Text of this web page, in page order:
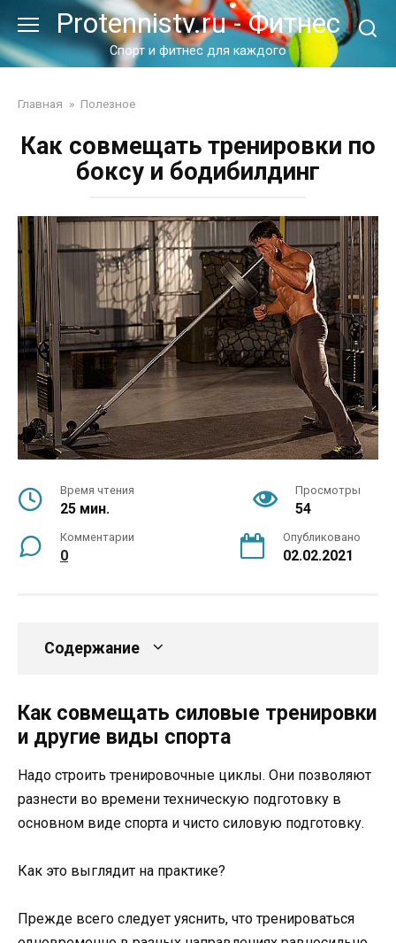
контенту
Protennistv.ru - Фитнес
Спорт и фитнес для каждого
Главная » Полезное
Как совмещать тренировки по
боксу и бодибилдинг
Время чтения
25 мин.
Просмотры
54
Комментарии
0
Опубликовано
02.02.2021
Содержание
Как совмещать силовые тренировки
и другие виды спорта
Надо строить тренировочные циклы. Они позволяют
разнести во времени техническую подготовку в
основном виде спорта и чисто силовую подготовку.
Как это выглядит на практике?
Прежде всего следует уяснить, что тренироваться